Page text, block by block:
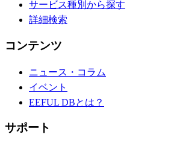
サービス種別から探す
詳細検索
コンテンツ
ニュース・コラム
イベント
EEFUL DBとは？
サポート